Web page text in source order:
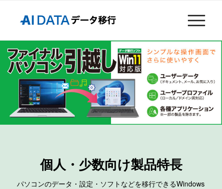
個人・少数向け製品特長
パソコンのデータ・設定・ソフトなどを移行できるWindows